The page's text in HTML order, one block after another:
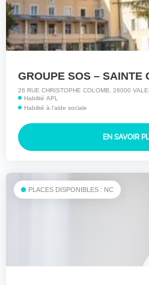
GROUPE SOS – SAINTE
26 RUE CHRISTOPHE COLOMB, 26000
Habilité APL
Habilité à l'aide sociale
EN SAVOIR
PLACES DISPONIBLES : NC